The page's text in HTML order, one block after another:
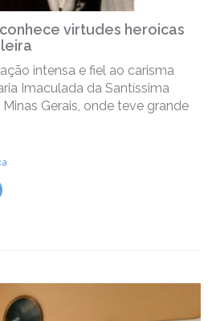
virtudes heroicas
intensa e fiel ao carisma
Imaculada da Santíssima
Gerais, onde teve grande